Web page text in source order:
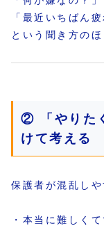
「最近いちばん
という聞き方の
② 「やりた
けて考える
保護者が混乱し
・本当に難しく